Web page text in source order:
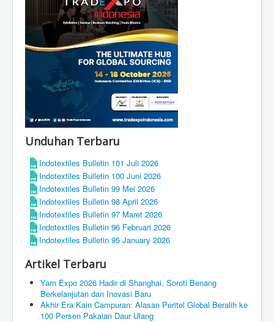
Unduhan Terbaru
Indotextiles Bulletin 101 Juli 2026
Indotextiles Bulletin 100 Juni 2026
Indotextiles Bulletin 99 Mei 2026
Indotextiles Bulletin 98 April 2026
Indotextiles Bulletin 97 Maret 2026
Indotextiles Bulletin 96 Februari 2026
Indotextiles Bulletin 95 January 2026
Artikel Terbaru
Yarn Expo 2026 Hadir di Shanghai, Soroti Benang
Berkelanjutan dan Inovasi Baru
Akhir Era Kain Campuran: Alasan Peritel Global Beralih ke
100 Persen Pakaian Daur Ulang